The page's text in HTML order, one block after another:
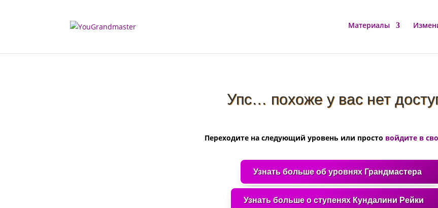
Материалы
Упс… похоже у вас нет
Переходите на следующий уровень или просто войдите в
Узнать больше об уровнях Грандмастера
Узнать больше о ступенях Кундалини Рейки